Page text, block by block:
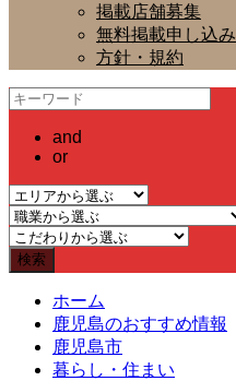
掲載店舗募集
無料掲載申し込み
方針・規約
and
or
ホーム
鹿児島のおすすめ情報
鹿児島市
暮らし・住まい